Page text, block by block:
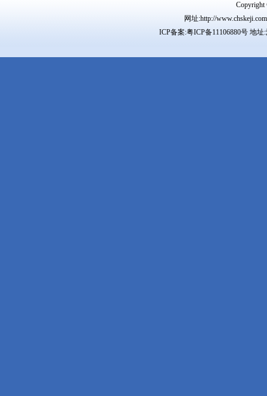
网址:http://
ICP备案:粤ICP备11106880号 地址